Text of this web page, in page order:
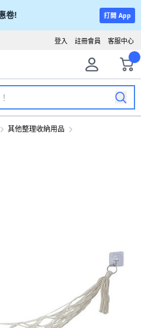
卷! 打開 App
客服中心
註冊會員
登入
其他整理收納用品